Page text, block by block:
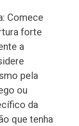
Comece
forte
a
pela
ou
da
que tenha